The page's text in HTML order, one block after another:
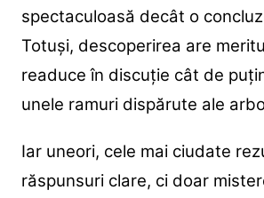
spectaculoasă decât o
Totuși, descoperirea are
readuce în discuție cât de
unele ramuri dispărute ale
Iar uneori, cele mai ciudate
răspunsuri clare, ci doar